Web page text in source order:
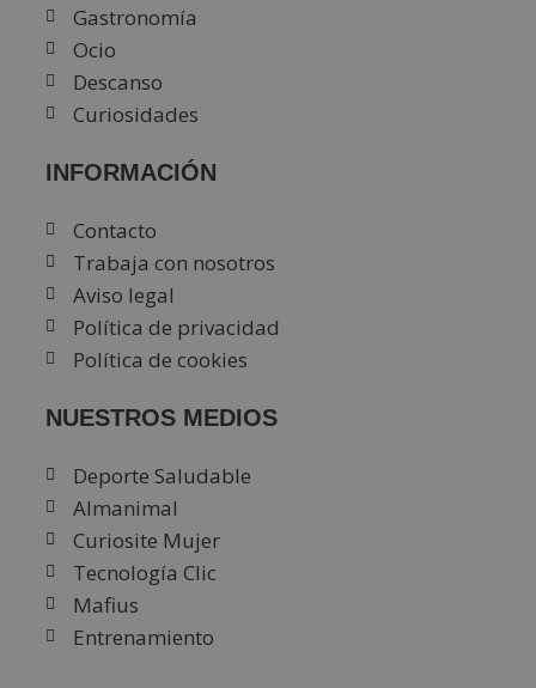
Gastronomía
Ocio
Descanso
Curiosidades
INFORMACIÓN
Contacto
Trabaja con nosotros
Aviso legal
Política de privacidad
Política de cookies
NUESTROS MEDIOS
Deporte Saludable
Almanimal
Curiosite Mujer
Tecnología Clic
Mafius
Entrenamiento